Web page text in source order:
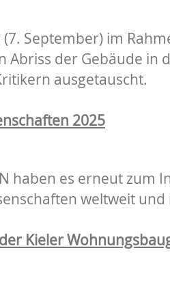
(7. September) im
Abriss der Gebäude in
ausgetauscht.
2025
haben es erneut zum
weltweit
Kieler